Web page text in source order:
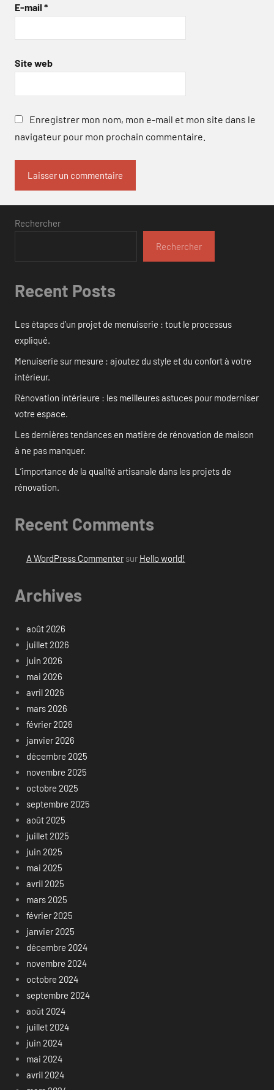
E-mail *
Site web
Enregistrer mon nom, mon e-mail et mon site dans le
navigateur pour mon prochain commentaire.
Rechercher
Rechercher
Recent Posts
Les étapes d’un projet de menuiserie : tout le processus
expliqué.
Menuiserie sur mesure : ajoutez du style et du confort à votre
intérieur.
Rénovation intérieure : les meilleures astuces pour moderniser
votre espace.
Les dernières tendances en matière de rénovation de maison
à ne pas manquer.
L’importance de la qualité artisanale dans les projets de
rénovation.
Recent Comments
A WordPress Commentersur Hello world!
Archives
août 2026
juillet 2026
juin 2026
mai 2026
avril 2026
mars 2026
février 2026
janvier 2026
décembre 2025
novembre 2025
octobre 2025
septembre 2025
août 2025
juillet 2025
juin 2025
mai 2025
avril 2025
mars 2025
février 2025
janvier 2025
décembre 2024
novembre 2024
octobre 2024
septembre 2024
août 2024
juillet 2024
juin 2024
mai 2024
avril 2024